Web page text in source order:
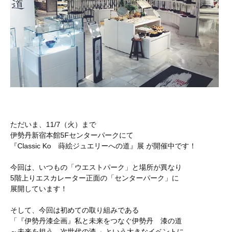
ただいま、11/7（火）まで
伊勢丹新宿本館5Fセンターパークにて
『Classic Ko 蒔絵ジュエリーへの道』展 が開催中です！
今回は、いつもの「ウエストパーク」と場所が異なり
5階上りエスカレーター正面の「センターパーク」に
展開しています！
そして、今回は初めての取り組みである
「『伊勢丹漆企画』私と未来をつなぐ伊勢丹 漆の道